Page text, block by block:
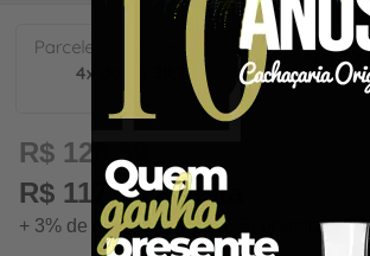
30,22
R$ 120,89
R$ 117,26 à vista
+ 3% de desconto à vista. Economize: